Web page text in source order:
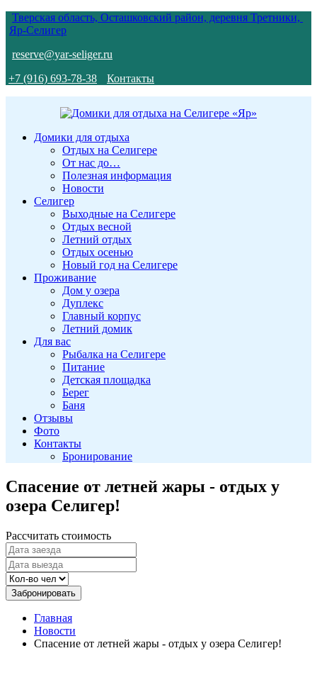
Тверская область, Осташковский район, деревня Третники,
Яр-Селигер
reserve@yar-seliger.ru
+7 (916) 693-78-38
Контакты
Домики для отдыха
Отдых на Селигере
От нас до…
Полезная информация
Новости
Селигер
Выходные на Селигере
Отдых весной
Летний отдых
Отдых осенью
Новый год на Селигере
Проживание
Дом у озера
Дуплекс
Главный корпус
Летний домик
Для вас
Рыбалка на Селигере
Питание
Детская площадка
Берег
Баня
Отзывы
Фото
Контакты
Бронирование
Спасение от летней жары - отдых у
озера Селигер!
Рассчитать стоимость
Забронировать
Главная
Новости
Спасение от летней жары - отдых у озера Селигер!